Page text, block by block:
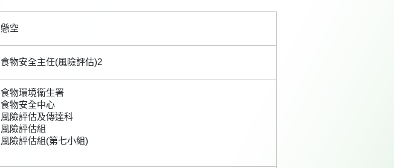
懸空
食物安全主任(風險評估)2
食物環境衞生署
食物安全中心
風險評估及傳達科
風險評估組
風險評估組(第七小組)